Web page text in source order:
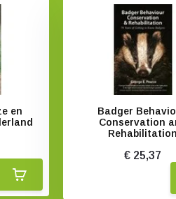
en
Badger
Conservation
Rehabilitation
€ 25,37